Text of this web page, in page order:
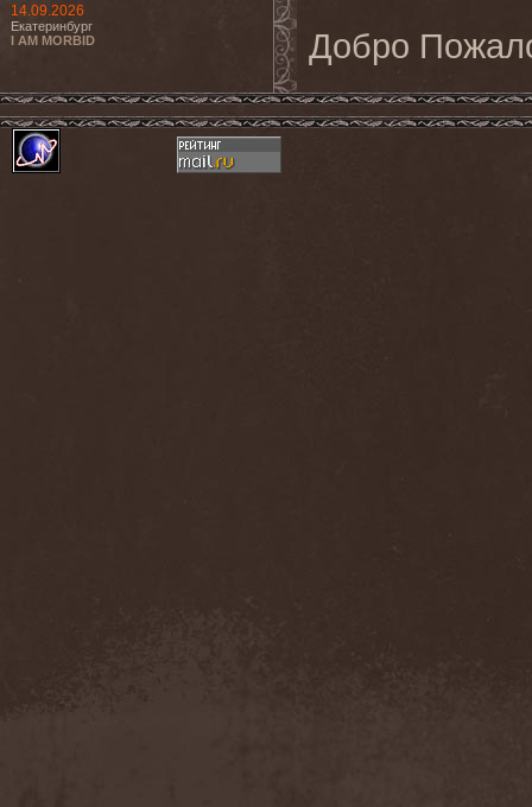
14.09.2026
Екатеринбург
I AM MORBID
Добро